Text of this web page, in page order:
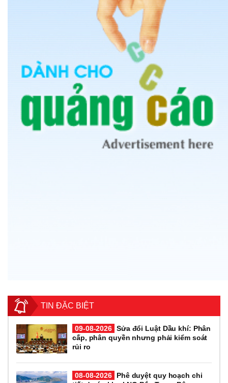
TIN ĐẶC BIỆT
09-08-2026 Sửa đổi Luật Dầu khí: Phân
cấp, phân quyền nhưng phải kiểm soát
rủi ro
08-08-2026
Phê duyệt quy hoạch chi